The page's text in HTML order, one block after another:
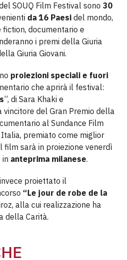
SOUQ Film Festival sono 30
da 16 Paesi del mondo,
documentario e
i premi della Giuria
Giuria Giovani.
proiezioni speciali e fuori
che aprirà il festival:
”, di Sara Khaki e
vincitore del Gran Premio della
al Sundance Film
premiato come miglior
film sarà in proiezione venerdì
anteprima milanese.
proiettato il
“Le jour de robe de la
alla cui realizzazione ha
della Carità.